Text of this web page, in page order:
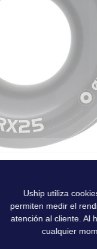
Uship utiliza
permiten medir el
atención al cliente. Al
cualquier